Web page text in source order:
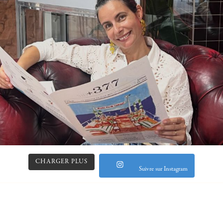
CHARGER PLUS
Suivre sur Instagram